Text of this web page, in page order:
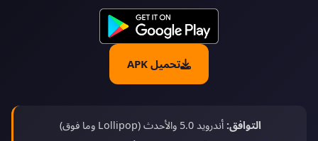
تحميل APK
التوافق: أندرويد 5.0 والأحدث (Lollipop وما فوق)